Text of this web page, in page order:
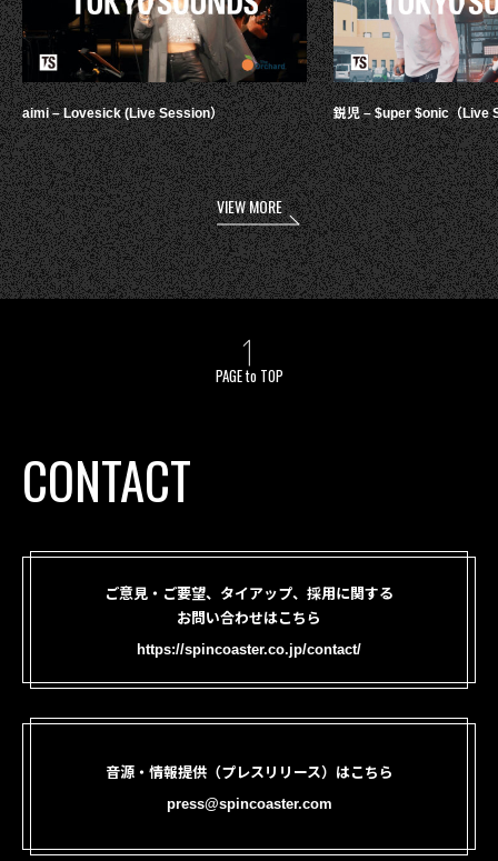
aimi – Lovesick (Live Session） 鋭児 – $uper $onic（Live
VIEW MORE
PAGE to TOP
CONTACT
ご意見・ご要望、タイアップ、採用に関する
お問い合わせはこちら
https://spincoaster.co.jp/contact/
音源・情報提供（プレスリリース）はこちら
press@spincoaster.com